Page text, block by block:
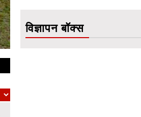
विज्ञापन बॉक्स